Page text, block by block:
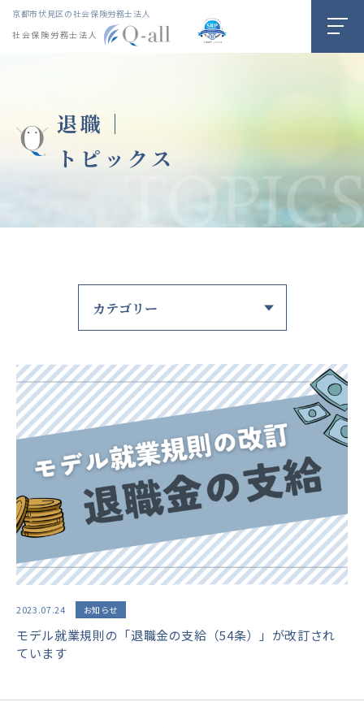
京都市伏見区の社会保険労務士法人
社会保険労務士法人
退職｜
トピックス
2023.07.24 お知らせ
モデル就業規則の「退職金の支給（54条）」が改訂され
ています